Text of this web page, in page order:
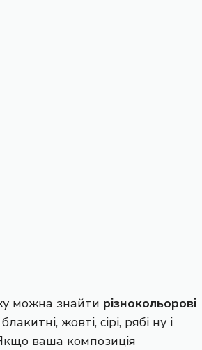
можна знайти різнокольорові
жовті, сірі, рябі ну і
ваша композиція